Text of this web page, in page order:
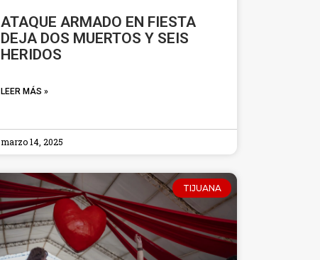
ATAQUE ARMADO EN FIESTA
DEJA DOS MUERTOS Y SEIS
HERIDOS
LEER MÁS »
marzo 14, 2025
TIJUANA